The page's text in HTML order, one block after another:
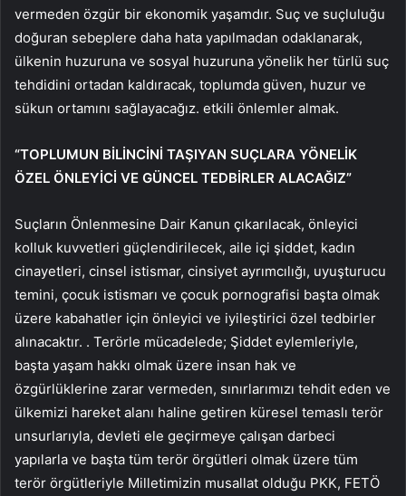
vermeden özgür bir ekonomik yaşamdır. Suç ve suçluluğu
doğuran sebeplere daha hata yapılmadan odaklanarak,
ülkenin huzuruna ve sosyal huzuruna yönelik her türlü suç
tehdidini ortadan kaldıracak, toplumda güven, huzur ve
sükun ortamını sağlayacağız. etkili önlemler almak.
“TOPLUMUN BİLİNCİNİ TAŞIYAN SUÇLARA YÖNELİK
ÖZEL ÖNLEYİCİ VE GÜNCEL TEDBİRLER ALACAĞIZ”
Suçların Önlenmesine Dair Kanun çıkarılacak, önleyici
kolluk kuvvetleri güçlendirilecek, aile içi şiddet, kadın
cinayetleri, cinsel istismar, cinsiyet ayrımcılığı, uyuşturucu
temini, çocuk istismarı ve çocuk pornografisi başta olmak
üzere kabahatler için önleyici ve iyileştirici özel tedbirler
alınacaktır. . Terörle mücadelede; Şiddet eylemleriyle,
başta yaşam hakkı olmak üzere insan hak ve
özgürlüklerine zarar vermeden, sınırlarımızı tehdit eden ve
ülkemizi hareket alanı haline getiren küresel temaslı terör
unsurlarıyla, devleti ele geçirmeye çalışan darbeci
yapılarla ve başta tüm terör örgütleri olmak üzere tüm
terör örgütleriyle Milletimizin musallat olduğu PKK, FETÖ